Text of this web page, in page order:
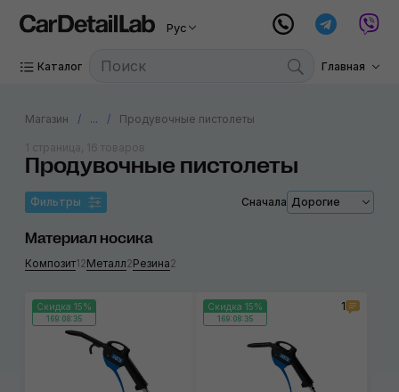
Рус
Каталог Главная
Магазин ... Продувочные пистолеты
Продувочные пистолеты
1 страница, 16 товаров
Фильтры Сначала Дорогие
Материал носика
Композит12Металл2Резина2
Скидка 15%
169:08:34
Скидка 15%
169:08:34
1